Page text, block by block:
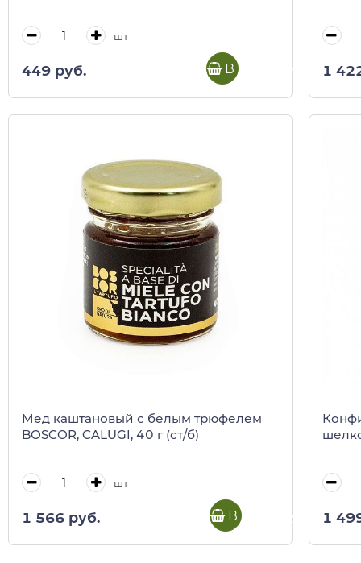
шт
449 руб. В корзину 1
Мед каштановый с белым трюфелем
BOSCOR, CALUGI, 40 г (ст/б)
шт
1 566 руб. В корзину 1